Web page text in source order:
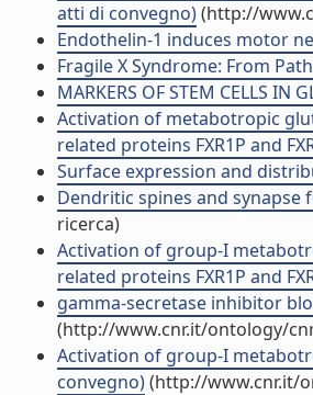
atti di convegno)(http://
Endothelin-1 induces motor
Fragile X Syndrome: From
MARKERS OF STEM CELLS
Activation of metabotropic
related proteins FXR1P and
Surface expression and
Dendritic spines and
ricerca)
Activation of group-I
related proteins FXR1P and
gamma-secretase inhibitor
(http://www.cnr.it/ontology/
Activation of group-I
convegno)(http://www.cnr.it/